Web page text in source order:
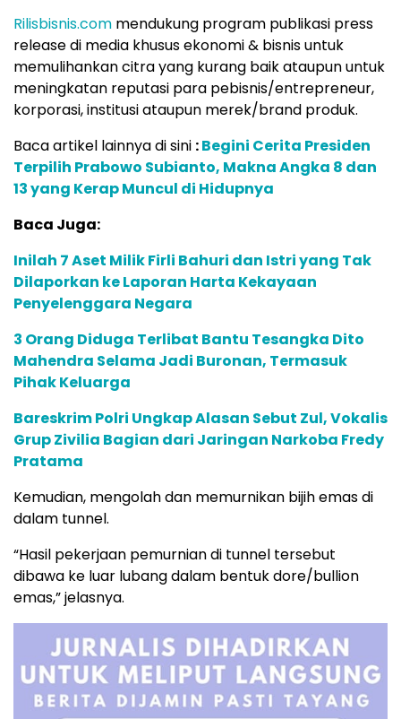
Rilisbisnis.com mendukung program publikasi press
release di media khusus ekonomi & bisnis untuk
memulihankan citra yang kurang baik ataupun untuk
meningkatan reputasi para pebisnis/entrepreneur,
korporasi, institusi ataupun merek/brand produk.
Baca artikel lainnya di sini :Begini Cerita Presiden
Terpilih Prabowo Subianto, Makna Angka 8 dan
13 yang Kerap Muncul di Hidupnya
Baca Juga:
Inilah 7 Aset Milik Firli Bahuri dan Istri yang Tak
Dilaporkan ke Laporan Harta Kekayaan
Penyelenggara Negara
3 Orang Diduga Terlibat Bantu Tesangka Dito
Mahendra Selama Jadi Buronan, Termasuk
Pihak Keluarga
Bareskrim Polri Ungkap Alasan Sebut Zul, Vokalis
Grup Zivilia Bagian dari Jaringan Narkoba Fredy
Pratama
Kemudian, mengolah dan memurnikan bijih emas di
dalam tunnel.
“Hasil pekerjaan pemurnian di tunnel tersebut
dibawa ke luar lubang dalam bentuk dore/bullion
emas,” jelasnya.